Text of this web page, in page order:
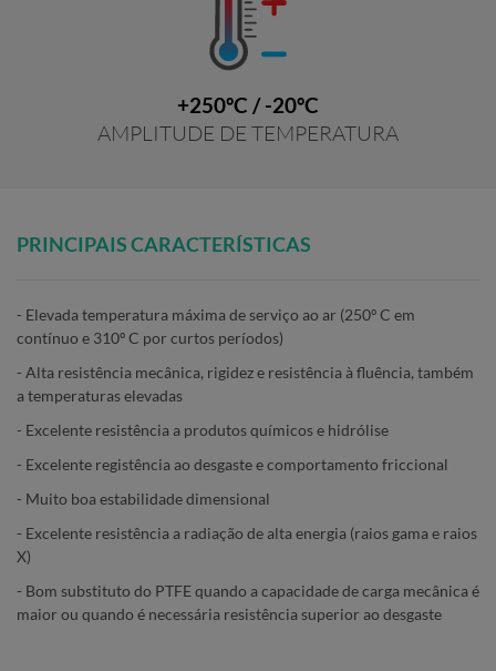
+250ºC / -20ºC
AMPLITUDE DE TEMPERATURA
PRINCIPAIS CARACTERÍSTICAS
- Elevada temperatura máxima de serviço ao ar (250º C em
contínuo e 310º C por curtos períodos)
- Alta resistência mecânica, rigidez e resistência à fluência, também
a temperaturas elevadas
- Excelente resistência a produtos químicos e hidrólise
- Excelente registência ao desgaste e comportamento friccional
- Muito boa estabilidade dimensional
- Excelente resistência a radiação de alta energia (raios gama e raios
X)
- Bom substituto do PTFE quando a capacidade de carga mecânica é
maior ou quando é necessária resistência superior ao desgaste